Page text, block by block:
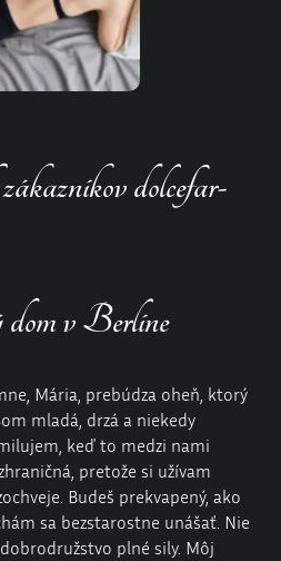
dolcefar-
v Berlíne
Mária, prebúdza oheň, ktorý
mladá, drzá a niekedy
keď to medzi nami
pretože si užívam
Budeš prekvapený, ako
sa bezstarostne unášať. Nie
plné sily. Môj